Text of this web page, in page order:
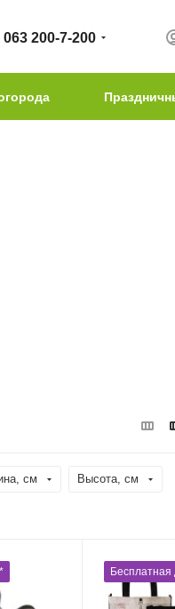
063 200-7-200
cм Высота, см
Бесплатная